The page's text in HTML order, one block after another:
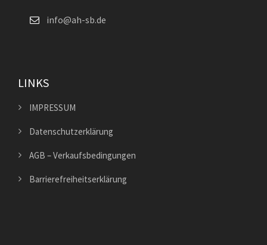
info@ah-sb.de
LINKS
IMPRESSUM
Datenschutzerklärung
AGB – Verkaufsbedingungen
Barrierefreiheitserklärung